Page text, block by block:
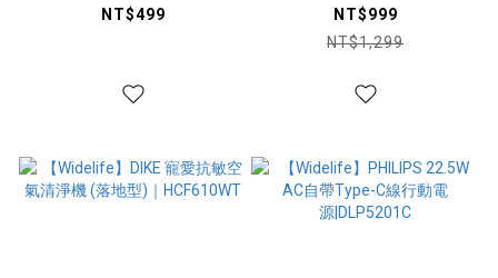
NT$499
10000mAh｜G35
NT$999
NT$1,299